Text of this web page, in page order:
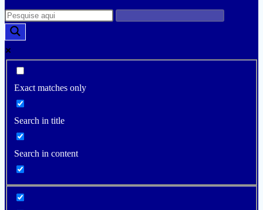
Exact matches only
Search in title
Search in content